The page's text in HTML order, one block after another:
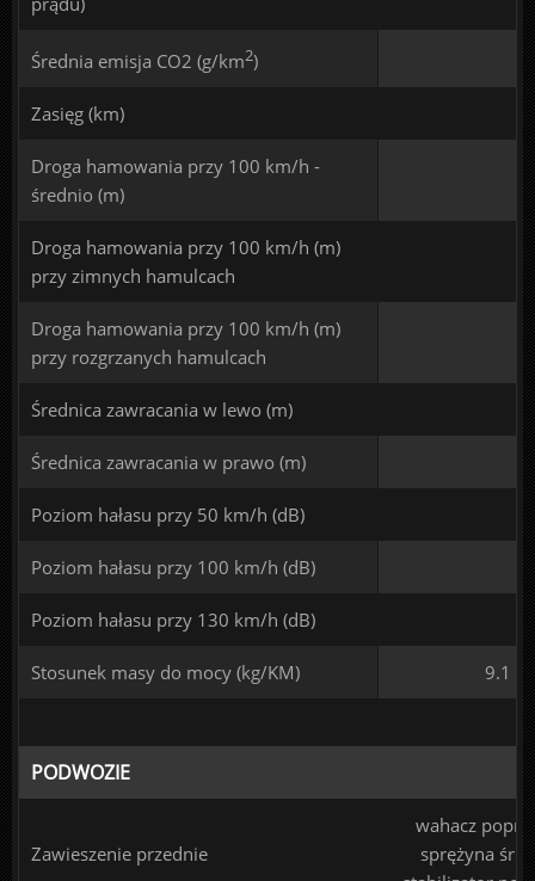
Średnia emisja CO2 (g/km2)
Zasięg (km)
Droga hamowania przy 100 km/h -
średnio (m)
Droga hamowania przy 100 km/h (m)
przy zimnych hamulcach
Droga hamowania przy 100 km/h (m)
przy rozgrzanych hamulcach
Średnica zawracania w lewo (m)
Średnica zawracania w prawo (m)
Poziom hałasu przy 50 km/h (dB)
Poziom hałasu przy 100 km/h (dB)
Poziom hałasu przy 130 km/h (dB)
Stosunek masy do mocy (kg/KM) 9.1
PODWOZIE
Zawieszenie przednie
wahacz
sprężyna